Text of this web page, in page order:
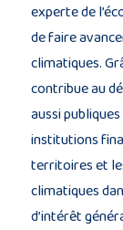
experte de
de faire
climatiques.
contribue au
aussi
institutions
territoires et
climatiques
d’intérêt